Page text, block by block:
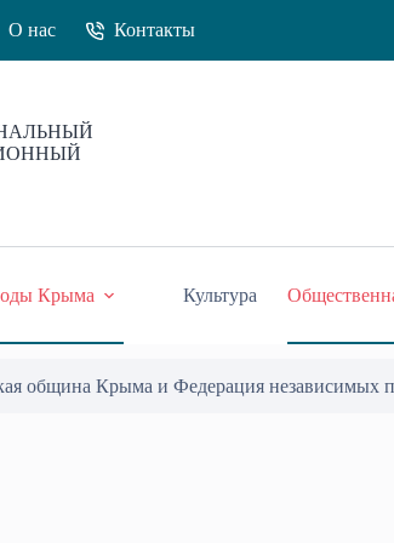
О нас Контакты
Крыма Культура
Пипия удостоен Почётного знака «За